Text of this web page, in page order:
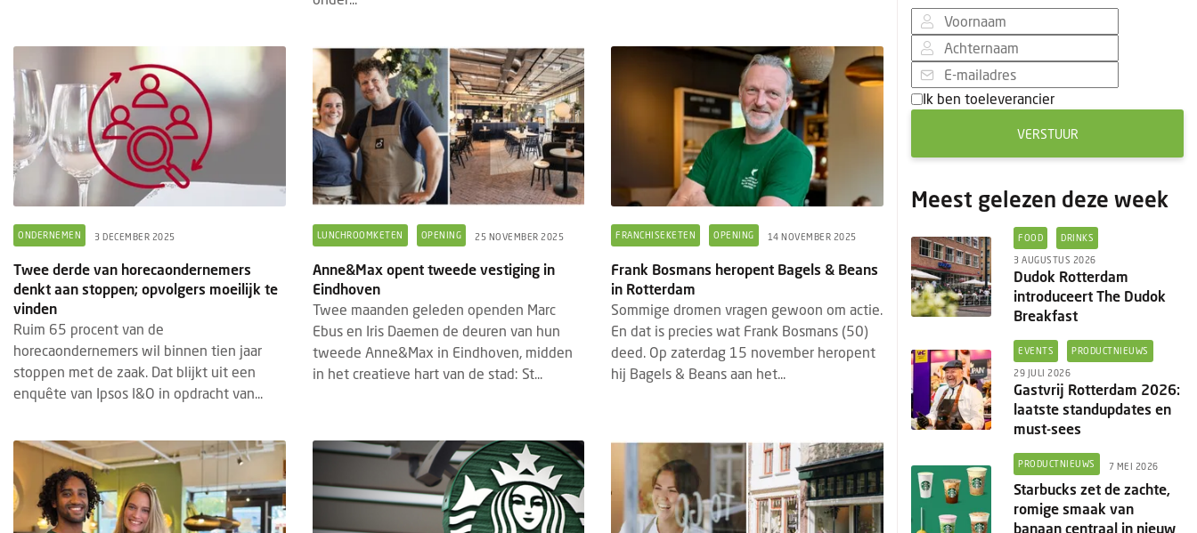
ONDERNEMEN 3 DECEMBER 2025
Twee derde van horecaondernemers
denkt aan stoppen; opvolgers moeilijk te
vinden
Ruim 65 procent van de
horecaondernemers wil binnen tien jaar
stoppen met de zaak. Dat blijkt uit een
enquête van Ipsos I&O in opdracht van...
LUNCHROOMKETEN OPENING 25 NOVEMBER 2025
Anne&Max opent tweede vestiging in
Eindhoven
Twee maanden geleden openden Marc
Ebus en Iris Daemen de deuren van hun
tweede Anne&Max in Eindhoven, midden
in het creatieve hart van de stad: St...
FRANCHISEKETEN OPENING 14 NOVEMBER 2025
Frank Bosmans heropent Bagels & Beans
in Rotterdam
Sommige dromen vragen gewoon om actie.
En dat is precies wat Frank Bosmans (50)
deed. Op zaterdag 15 november heropent
hij Bagels & Beans aan het...
Ik ben toeleverancier
VERSTUUR
Meest gelezen deze week
FOOD DRINKS
3 AUGUSTUS 2026
Dudok Rotterdam
introduceert The Dudok
Breakfast
EVENTS PRODUCTNIEUWS
29 JULI 2026
Gastvrij Rotterdam 2026:
laatste standupdates en
must-sees
PRODUCTNIEUWS 7 MEI 2026
Starbucks zet de zachte,
romige smaak van
banaan centraal in nieuw